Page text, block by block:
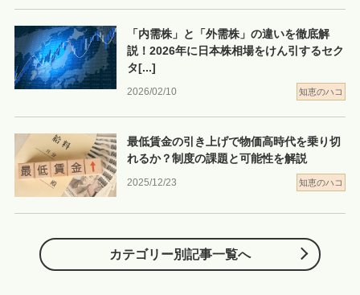
2026/02/10 知恵のハコ
「内需株」と「外需株」の違いを徹底解
説！2026年に日本株相場をけん引するセク
タ[...]
2025/12/23 知恵のハコ
最低賃金の引き上げで物価高時代を乗り切
れるか？制度の課題と可能性を解説
カテゴリー別記事一覧へ